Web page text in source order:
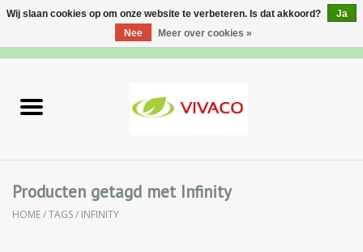
Lichaamsverzorging
Producten getagd met Infinity
HOME/TAGS/ INFINITY
Wij slaan cookies op om onze website te verbeteren. Is dat akkoord?
Ja
Nee
Meer over cookies »